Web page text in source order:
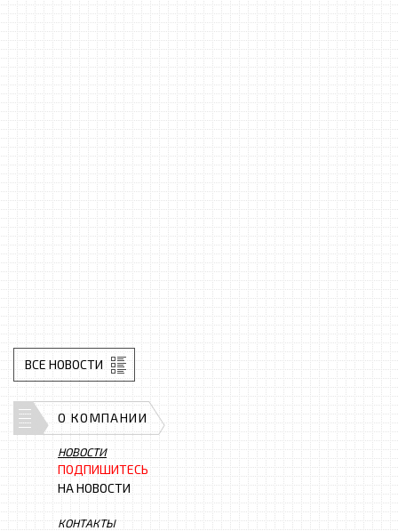
ВСЕ НОВОСТИ
О КОМПАНИИ
НОВОСТИ
ПОДПИШИТЕСЬ
НА НОВОСТИ
КОНТАКТЫ